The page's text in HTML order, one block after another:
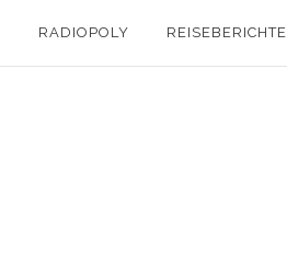
RADIOPOLY REISEBERICHTE